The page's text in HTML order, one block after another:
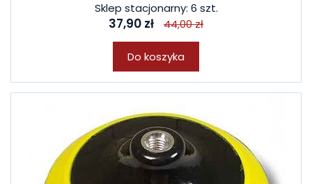
Sklep stacjonarny: 6 szt.
37,90 zł 44,00 zł
Do koszyka